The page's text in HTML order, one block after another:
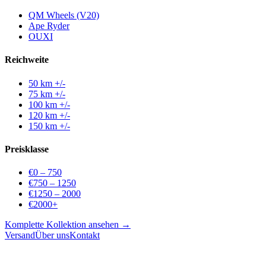
QM Wheels (V20)
Ape Ryder
OUXI
Reichweite
50 km +/-
75 km +/-
100 km +/-
120 km +/-
150 km +/-
Preisklasse
€0 – 750
€750 – 1250
€1250 – 2000
€2000+
Komplette Kollektion ansehen →
VersandÜber unsKontakt